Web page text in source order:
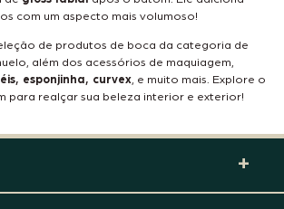
com um aspecto mais volumoso!
de produtos de boca da categoria de
além dos acessórios de maquiagem,
esponjinha, curvex , e muito mais. Explore o
para realçar sua beleza interior e exterior!